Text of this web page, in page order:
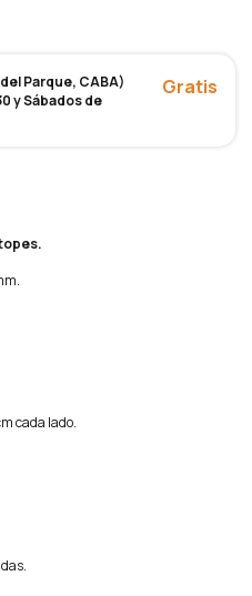
Parque, CABA)
y Sábados de
Gratis
cada lado.